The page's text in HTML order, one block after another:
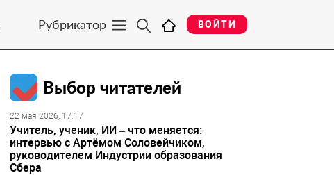
Рубрикатор ВОЙТИ
Выбор читателей
22 мая 2026, 17:17
Учитель, ученик, ИИ – что меняется:
интервью с Артёмом Соловейчиком,
руководителем Индустрии образования
Сбера